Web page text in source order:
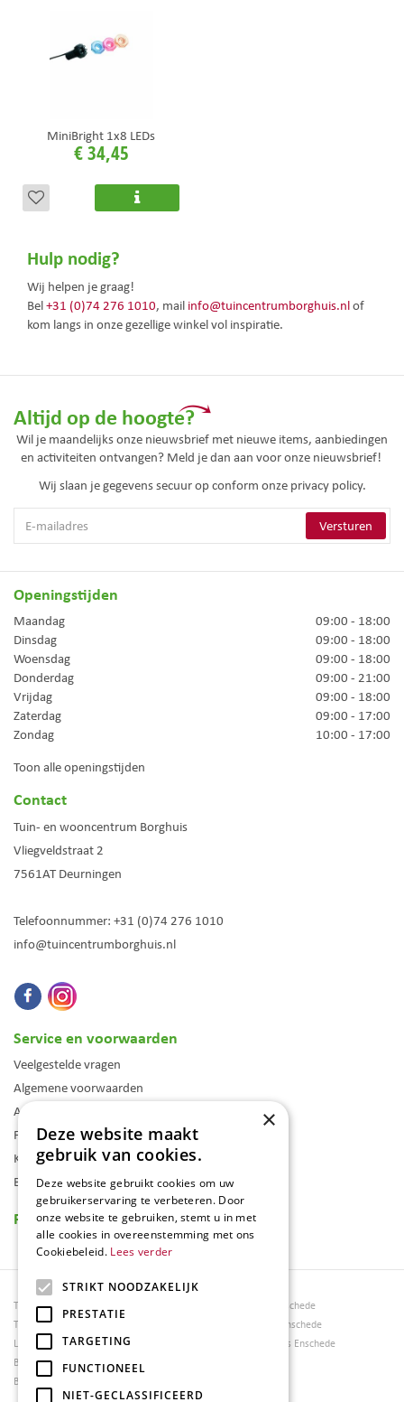
MiniBright 1x8 LEDs
€34,45
Hulp nodig?
Wij helpen je graag!
Bel+31 (0)74 276 1010, mail info@tuincentrumborghuis.nlof
kom langs in onze gezellige winkel vol inspiratie.
Altijd op de hoogte?
Wil je maandelijks onze nieuwsbrief met nieuwe items, aanbiedingen
en activiteiten ontvangen? Meld je dan aan voor onze nieuwsbrief!
Wij slaan je gegevens secuur op conform onze privacy policy.
Openingstijden
Maandag
09:00 - 18:00
Dinsdag
09:00 - 18:00
Woensdag
09:00 - 18:00
Donderdag
09:00 - 21:00
Vrijdag
09:00 - 18:00
Zaterdag
09:00 - 17:00
Zondag
10:00 - 17:00
Toon alle openingstijden
Contact
Tuin- en wooncentrum Borghuis
Vliegveldstraat 2
7561AT Deurningen
Telefoonnummer: +31 (0)74 276 1010
info@tuincentrumborghuis.nl
Service en voorwaarden
Veelgestelde vragen
Algemene voorwaarden
Assortiment
Folder
Klantenkaart
Blog
Reviews
Tuincentrum Borghuis
Tuinmeubels
Loungesets
Bloemen
Barbecues
Tuinmeubels Enschede
Tuinmeubelen Enschede
Woonaccessoires Enschede
×
Deze website maakt
gebruik van cookies.
Deze website gebruikt cookies om uw
gebruikerservaring te verbeteren. Door
onze website te gebruiken, stemt u in met
alle cookies in overeenstemming met ons
Cookiebeleid. Lees verder
STRIKT NOODZAKELIJK
PRESTATIE
TARGETING
FUNCTIONEEL
NIET-GECLASSIFICEERD